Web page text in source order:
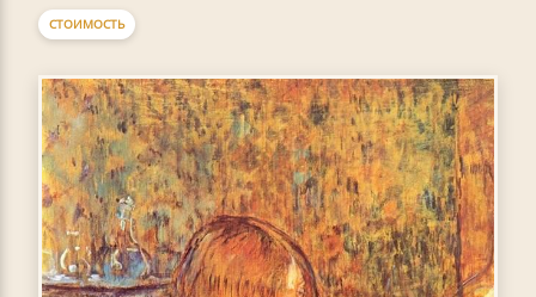
СТОИМОСТЬ